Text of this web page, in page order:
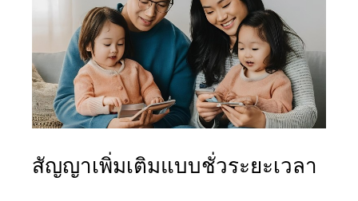
สัญญาเพิ่มเติมแบบชั่วระยะเวลา